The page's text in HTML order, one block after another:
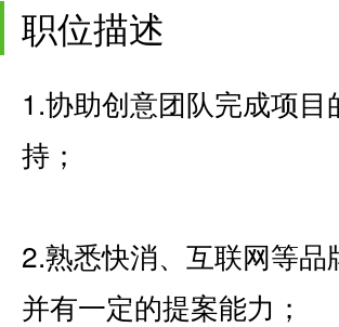
职位描述
1.协助创意团队完成项
持；
2.熟悉快消、互联网等
并有一定的提案能力；